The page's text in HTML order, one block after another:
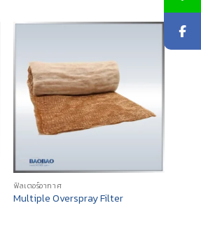
ฟิลเตอร์อากาศ
Multiple Overspray Filter